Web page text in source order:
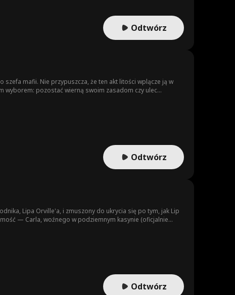
Odtwórz
mafii. Nie przypuszcza, że ten akt litości wplącze ją w
wyborem: pozostać wierną swoim zasadom czy ulec
Odtwórz
Lipa Orville'a, i zmuszony do ukrycia się po tym, jak Lip
— Carla, woźnego w podziemnym kasynie (oficjalnie
Odtwórz